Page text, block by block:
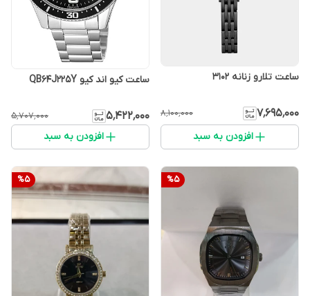
ساعت تلارو زنانه 3102
۷٬۶۹۵٬۰۰۰ ۸٬۱۰۰٬۰۰۰
افزودن به سبد
ساعت کیو اند کیو QB64J225Y
۵٬۴۲۲٬۰۰۰ ۵٬۷۰۷٬۰۰۰
افزودن به سبد
%5
%5